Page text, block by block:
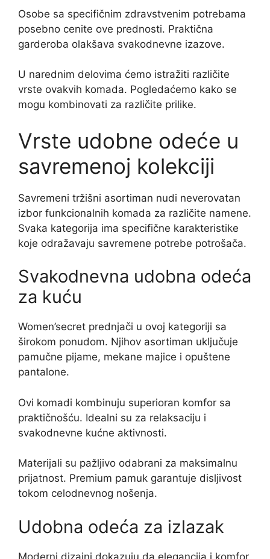
Osobe sa specifičnim zdravstvenim potrebama
posebno cenite ove prednosti. Praktična
garderoba olakšava svakodnevne izazove.
U narednim delovima ćemo istražiti različite
vrste ovakvih komada. Pogledaćemo kako se
mogu kombinovati za različite prilike.
Vrste udobne odeće u
savremenoj kolekciji
Savremeni tržišni asortiman nudi neverovatan
izbor funkcionalnih komada za različite namene.
Svaka kategorija ima specifične karakteristike
koje odražavaju savremene potrebe potrošača.
Svakodnevna udobna odeća
za kuću
Women’secret prednjači u ovoj kategoriji sa
širokom ponudom. Njihov asortiman uključuje
pamučne pijame, mekane majice i opuštene
pantalone.
Ovi komadi kombinuju superioran komfor sa
praktičnošću. Idealni su za relaksaciju i
svakodnevne kućne aktivnosti.
Materijali su pažljivo odabrani za maksimalnu
prijatnost. Premium pamuk garantuje disljivost
tokom celodnevnog nošenja.
Udobna odeća za izlazak
Moderni dizajni dokazuju da elegancija i komfor